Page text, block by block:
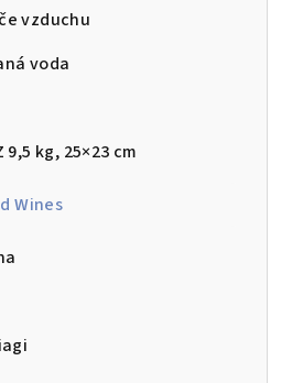
vzduchu
voda
9,5 kg, 25×23 cm
Wines